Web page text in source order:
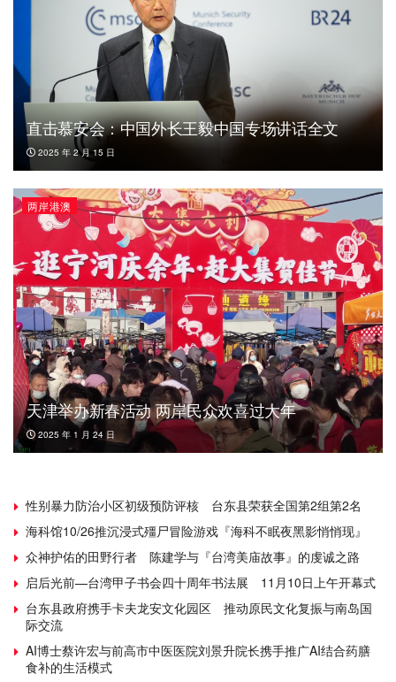
直击慕安会：中国外长王毅中国专场讲话全文
2025 年 2 月 15 日
两岸港澳
天津举办新春活动 两岸民众欢喜过大年
2025 年 1 月 24 日
性别暴力防治小区初级预防评核 台东县荣获全国第2组第2名
海科馆10/26推沉浸式殭尸冒险游戏『海科不眠夜黑影悄悄现』
众神护佑的田野行者 陈建学与『台湾美庙故事』的虔诚之路
启后光前—台湾甲子书会四十周年书法展 11月10日上午开幕式
台东县政府携手卡夫龙安文化园区 推动原民文化复振与南岛国
际交流
AI博士蔡许宏与前高市中医医院刘景升院长携手推广AI结合药膳
食补的生活模式